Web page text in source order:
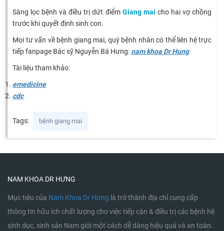
Sàng lọc bệnh và điều trị dứt điểm Giang mai cho hai vợ chồng
trước khi quyết định sinh con.
Mọi tư vấn về bệnh giang mai, quý bệnh nhân có thể liên hệ trực
tiếp fanpage Bác sỹ Nguyễn Bá Hưng: nam khoa Dr Hung
Tài liệu tham khảo:
emedicine
cdc
Tags: bệnh giang mai
NAM KHOA DR HƯNG
Mục tiêu của Nam Khoa Dr Hưng là trở thành địa chỉ cung cấp
thông tin hữu ích chất lượng cho việc tiếp cận & điều trị các bệnh hệ
sinh dục, sinh sản Nam giới một cách dễ dàng hiệu quả và an toàn.